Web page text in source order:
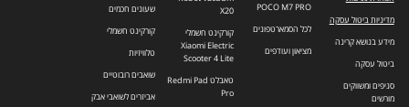
מדיניות ביטול עסקה
מידע בנושא קרינה
ביטול עסקה
סניפים ומשווקים
מורשים
POCO M7 PRO
לכל הסמארטפונים
מציאון ועודפים
X20
קורקינט חשמלי
Xiaomi Electric
Scooter 4 Lite
טאבלט Redmi Pad
Pro
שעונים חכמים
קורקינט חשמלי
טלוויזיות
שואבים רובוטיים
אביזרים לשואבי אבק